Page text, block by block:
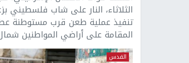
الثلاثاء، النار على شاب فلسطيني
تنفيذ عملية طعن قرب مستوطنة
المقامة على أراضي المواطنين
القدس